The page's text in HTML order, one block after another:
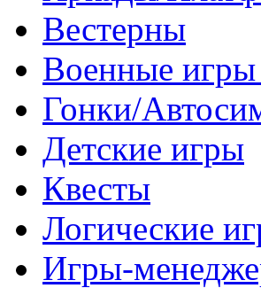
Вестерны
Военные
Гонки/
Детские игры
Квесты
Логические
Игры-